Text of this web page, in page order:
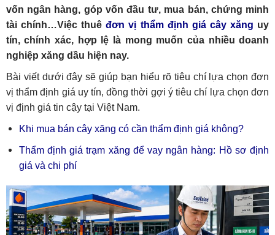
vốn ngân hàng, góp vốn đầu tư, mua bán, chứng minh
tài chính…Việc thuêđơn vị thẩm định giá cây xăng uy
tín, chính xác, hợp lệ là mong muốn của nhiều doanh
nghiệp xăng dầu hiện nay.
Bài viết dưới đây sẽ giúp bạn hiểu rõ tiêu chí lựa chọn đơn
vị thẩm định giá uy tín, đồng thời gợi ý tiêu chí lựa chọn đơn
vị định giá tin cậy tại Việt Nam.
Khi mua bán cây xăng có cần thẩm định giá không?
Thẩm định giá trạm xăng để vay ngân hàng: Hồ sơ định
giá và chi phí